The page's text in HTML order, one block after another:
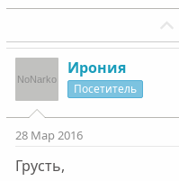
Ирония
Посетитель
28 Мар 2016
Грусть,